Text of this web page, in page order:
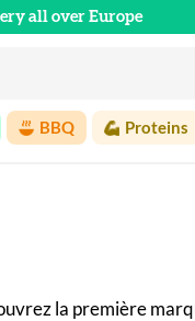
all over Europe
BBQ Proteins
la première